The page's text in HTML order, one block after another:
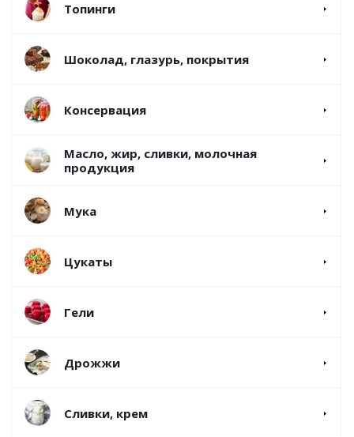
Топинги
Шоколад, глазурь, покрытия
Консервация
Масло, жир, сливки, молочная
продукция
Мука
Цукаты
Гели
Дрожжи
Сливки, крем